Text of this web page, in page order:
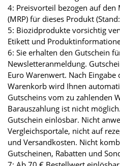
4: Preisvorteil bezogen auf den
(MRP) für dieses Produkt
5: Biozidprodukte vorsichtig
Etikett und
6: Sie erhalten den Gutschein
Newsletteranmeldung.
Euro Warenwert. Nach Eingabe
Warenkorb wird Ihnen
Gutscheins vom zu zahlenden
Barauszahlung ist nicht
Gutschein einlösbar. Nicht
Vergleichsportale, nicht auf
und Versandkosten. Nicht
Gutscheinen, Rabatten und